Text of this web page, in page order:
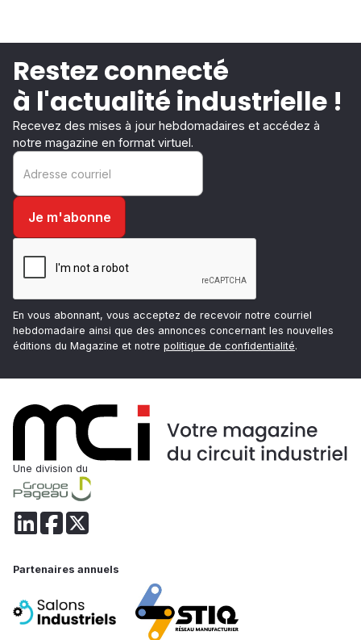
Restez connecté
à l'actualité industrielle !
Recevez des mises à jour hebdomadaires et accédez à
notre magazine en format virtuel.
En vous abonnant, vous acceptez de recevoir notre courriel
hebdomadaire ainsi que des annonces concernant les nouvelles
éditions du Magazine et notre politique de confidentialité.
Une division du
Partenaires annuels